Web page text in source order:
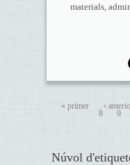
materials,
« primer ‹
8
9
Núvol